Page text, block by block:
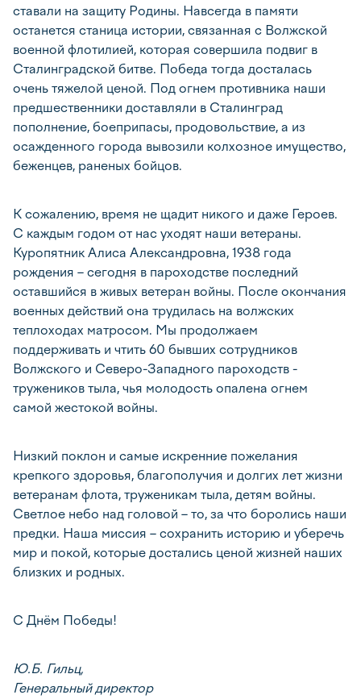
ставали на защиту Родины. Навсегда в памяти
останется станица истории, связанная с Волжской
военной флотилией, которая совершила подвиг в
Сталинградской битве. Победа тогда досталась
очень тяжелой ценой. Под огнем противника наши
предшественники доставляли в Сталинград
пополнение, боеприпасы, продовольствие, а из
осажденного города вывозили колхозное имущество,
беженцев, раненых бойцов.
К сожалению, время не щадит никого и даже Героев.
С каждым годом от нас уходят наши ветераны.
Куропятник Алиса Александровна, 1938 года
рождения – сегодня в пароходстве последний
оставшийся в живых ветеран войны. После окончания
военных действий она трудилась на волжских
теплоходах матросом. Мы продолжаем
поддерживать и чтить 60 бывших сотрудников
Волжского и Северо-Западного пароходств -
тружеников тыла, чья молодость опалена огнем
самой жестокой войны.
Низкий поклон и самые искренние пожелания
крепкого здоровья, благополучия и долгих лет жизни
ветеранам флота, труженикам тыла, детям войны.
Светлое небо над головой – то, за что боролись наши
предки. Наша миссия – сохранить историю и уберечь
мир и покой, которые достались ценой жизней наших
близких и родных.
С Днём Победы!
Ю.Б. Гильц,
Генеральный директор